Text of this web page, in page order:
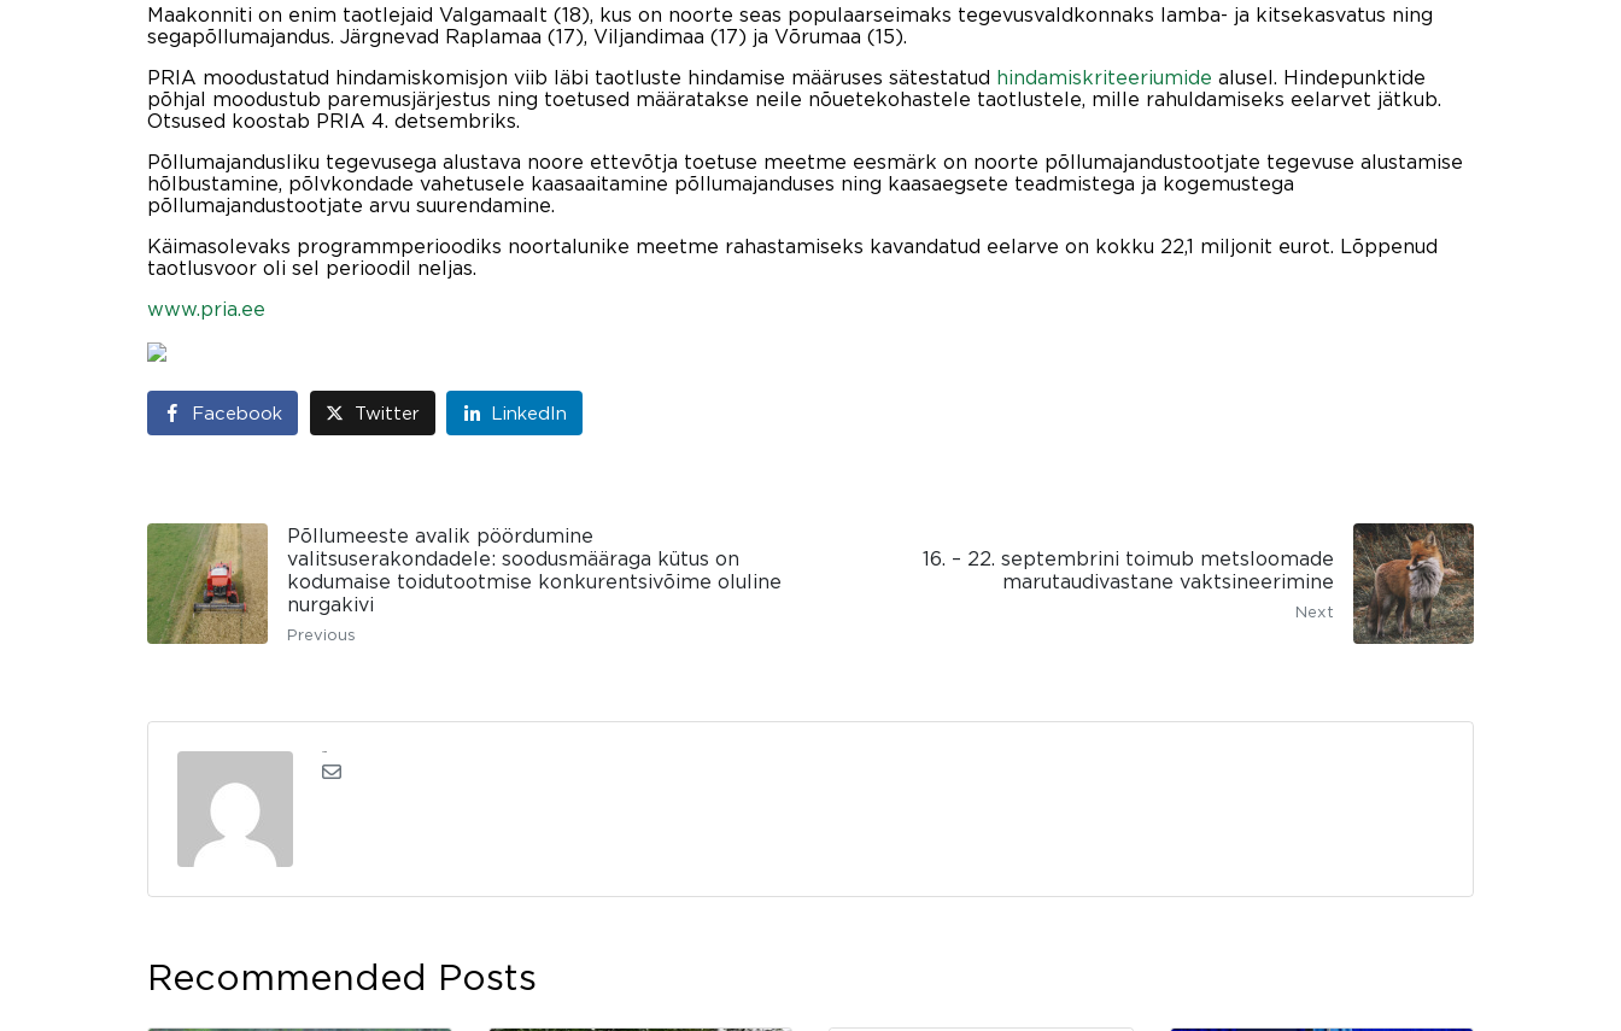
Maakonniti on enim taotlejaid Valgamaalt (18), kus on noorte seas populaarseimaks tegevusvaldkonnaks lamba- ja kitsekasvatus ning
segapõllumajandus. Järgnevad Raplamaa (17), Viljandimaa (17) ja Võrumaa (15).
PRIA moodustatud hindamiskomisjon viib läbi taotluste hindamise määruses sätestatud hindamiskriteeriumide alusel. Hindepunktide
põhjal moodustub paremusjärjestus ning toetused määratakse neile nõuetekohastele taotlustele, mille rahuldamiseks eelarvet jätkub.
Otsused koostab PRIA 4. detsembriks.
Põllumajandusliku tegevusega alustava noore ettevõtja toetuse meetme eesmärk on noorte põllumajandustootjate tegevuse alustamise
hõlbustamine, põlvkondade vahetusele kaasaaitamine põllumajanduses ning kaasaegsete teadmistega ja kogemustega
põllumajandustootjate arvu suurendamine.
Käimasolevaks programmperioodiks noortalunike meetme rahastamiseks kavandatud eelarve on kokku 22,1 miljonit eurot. Lõppenud
taotlusvoor oli sel perioodil neljas.
www.pria.ee
Facebook Twitter LinkedIn
Põllumeeste avalik pöördumine
valitsuserakondadele: soodusmääraga kütus on
kodumaise toidutootmise konkurentsivõime oluline
nurgakivi
Previous
16. – 22. septembrini toimub metsloomade
marutaudivastane vaktsineerimine
Next
Recommended Posts